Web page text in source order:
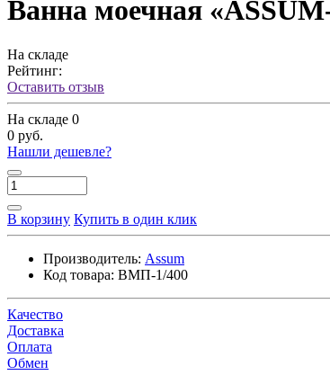
Ванна моечная
На складе
Рейтинг:
Оставить отзыв
На складе 0
0 руб.
Нашли дешевле?
В корзину Купить в один клик
Производитель: Assum
Код товара: ВМП-1/400
Качество
Доставка
Оплата
Обмен